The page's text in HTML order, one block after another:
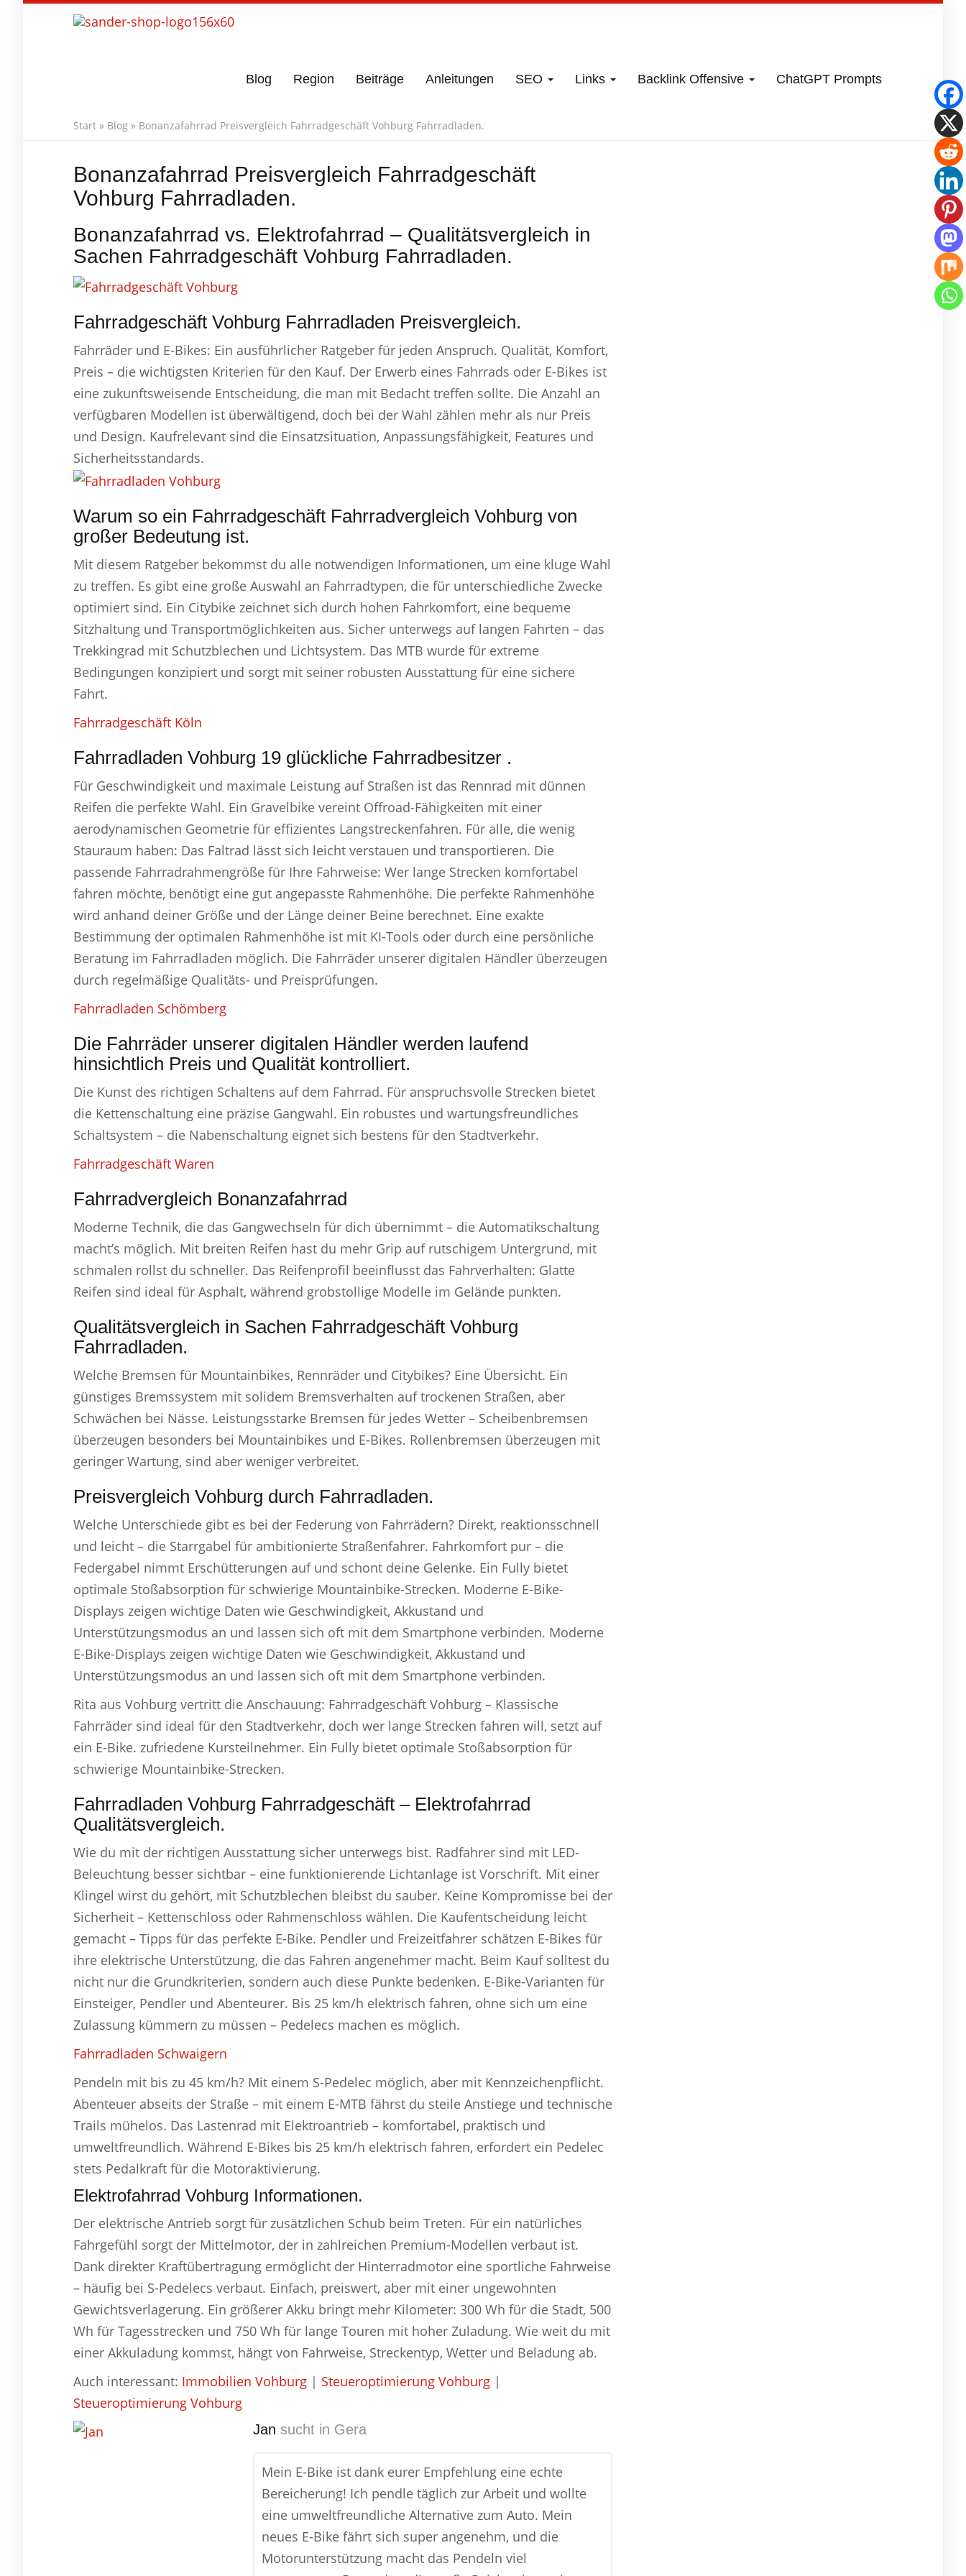
Blog Region Beiträge Anleitungen SEO Links Backlink Offensive ChatGPT Prompts
Start » Blog » Bonanzafahrrad Preisvergleich Fahrradgeschäft Vohburg Fahrradladen.
Bonanzafahrrad Preisvergleich Fahrradgeschäft
Vohburg Fahrradladen.
Bonanzafahrrad vs. Elektrofahrrad – Qualitätsvergleich in
Sachen Fahrradgeschäft Vohburg Fahrradladen.
Fahrradgeschäft Vohburg Fahrradladen Preisvergleich.
Fahrräder und E-Bikes: Ein ausführlicher Ratgeber für jeden Anspruch. Qualität, Komfort,
Preis – die wichtigsten Kriterien für den Kauf. Der Erwerb eines Fahrrads oder E-Bikes ist
eine zukunftsweisende Entscheidung, die man mit Bedacht treffen sollte. Die Anzahl an
verfügbaren Modellen ist überwältigend, doch bei der Wahl zählen mehr als nur Preis
und Design. Kaufrelevant sind die Einsatzsituation, Anpassungsfähigkeit, Features und
Sicherheitsstandards.
Warum so ein Fahrradgeschäft Fahrradvergleich Vohburg von
großer Bedeutung ist.
Mit diesem Ratgeber bekommst du alle notwendigen Informationen, um eine kluge Wahl
zu treffen. Es gibt eine große Auswahl an Fahrradtypen, die für unterschiedliche Zwecke
optimiert sind. Ein Citybike zeichnet sich durch hohen Fahrkomfort, eine bequeme
Sitzhaltung und Transportmöglichkeiten aus. Sicher unterwegs auf langen Fahrten – das
Trekkingrad mit Schutzblechen und Lichtsystem. Das MTB wurde für extreme
Bedingungen konzipiert und sorgt mit seiner robusten Ausstattung für eine sichere
Fahrt.
Fahrradgeschäft Köln
Fahrradladen Vohburg 19 glückliche Fahrradbesitzer .
Für Geschwindigkeit und maximale Leistung auf Straßen ist das Rennrad mit dünnen
Reifen die perfekte Wahl. Ein Gravelbike vereint Offroad-Fähigkeiten mit einer
aerodynamischen Geometrie für effizientes Langstreckenfahren. Für alle, die wenig
Stauraum haben: Das Faltrad lässt sich leicht verstauen und transportieren. Die
passende Fahrradrahmengröße für Ihre Fahrweise: Wer lange Strecken komfortabel
fahren möchte, benötigt eine gut angepasste Rahmenhöhe. Die perfekte Rahmenhöhe
wird anhand deiner Größe und der Länge deiner Beine berechnet. Eine exakte
Bestimmung der optimalen Rahmenhöhe ist mit KI-Tools oder durch eine persönliche
Beratung im Fahrradladen möglich. Die Fahrräder unserer digitalen Händler überzeugen
durch regelmäßige Qualitäts- und Preisprüfungen.
Fahrradladen Schömberg
Die Fahrräder unserer digitalen Händler werden laufend
hinsichtlich Preis und Qualität kontrolliert.
Die Kunst des richtigen Schaltens auf dem Fahrrad. Für anspruchsvolle Strecken bietet
die Kettenschaltung eine präzise Gangwahl. Ein robustes und wartungsfreundliches
Schaltsystem – die Nabenschaltung eignet sich bestens für den Stadtverkehr.
Fahrradgeschäft Waren
Fahrradvergleich Bonanzafahrrad
Moderne Technik, die das Gangwechseln für dich übernimmt – die Automatikschaltung
macht’s möglich. Mit breiten Reifen hast du mehr Grip auf rutschigem Untergrund, mit
schmalen rollst du schneller. Das Reifenprofil beeinflusst das Fahrverhalten: Glatte
Reifen sind ideal für Asphalt, während grobstollige Modelle im Gelände punkten.
Qualitätsvergleich in Sachen Fahrradgeschäft Vohburg
Fahrradladen.
Welche Bremsen für Mountainbikes, Rennräder und Citybikes? Eine Übersicht. Ein
günstiges Bremssystem mit solidem Bremsverhalten auf trockenen Straßen, aber
Schwächen bei Nässe. Leistungsstarke Bremsen für jedes Wetter – Scheibenbremsen
überzeugen besonders bei Mountainbikes und E-Bikes. Rollenbremsen überzeugen mit
geringer Wartung, sind aber weniger verbreitet.
Preisvergleich Vohburg durch Fahrradladen.
Welche Unterschiede gibt es bei der Federung von Fahrrädern? Direkt, reaktionsschnell
und leicht – die Starrgabel für ambitionierte Straßenfahrer. Fahrkomfort pur – die
Federgabel nimmt Erschütterungen auf und schont deine Gelenke. Ein Fully bietet
optimale Stoßabsorption für schwierige Mountainbike-Strecken. Moderne E-Bike-
Displays zeigen wichtige Daten wie Geschwindigkeit, Akkustand und
Unterstützungsmodus an und lassen sich oft mit dem Smartphone verbinden. Moderne
E-Bike-Displays zeigen wichtige Daten wie Geschwindigkeit, Akkustand und
Unterstützungsmodus an und lassen sich oft mit dem Smartphone verbinden.
Rita aus Vohburg vertritt die Anschauung: Fahrradgeschäft Vohburg – Klassische
Fahrräder sind ideal für den Stadtverkehr, doch wer lange Strecken fahren will, setzt auf
ein E-Bike. zufriedene Kursteilnehmer. Ein Fully bietet optimale Stoßabsorption für
schwierige Mountainbike-Strecken.
Fahrradladen Vohburg Fahrradgeschäft – Elektrofahrrad
Qualitätsvergleich.
Wie du mit der richtigen Ausstattung sicher unterwegs bist. Radfahrer sind mit LED-
Beleuchtung besser sichtbar – eine funktionierende Lichtanlage ist Vorschrift. Mit einer
Klingel wirst du gehört, mit Schutzblechen bleibst du sauber. Keine Kompromisse bei der
Sicherheit – Kettenschloss oder Rahmenschloss wählen. Die Kaufentscheidung leicht
gemacht – Tipps für das perfekte E-Bike. Pendler und Freizeitfahrer schätzen E-Bikes für
ihre elektrische Unterstützung, die das Fahren angenehmer macht. Beim Kauf solltest du
nicht nur die Grundkriterien, sondern auch diese Punkte bedenken. E-Bike-Varianten für
Einsteiger, Pendler und Abenteurer. Bis 25 km/h elektrisch fahren, ohne sich um eine
Zulassung kümmern zu müssen – Pedelecs machen es möglich.
Fahrradladen Schwaigern
Pendeln mit bis zu 45 km/h? Mit einem S-Pedelec möglich, aber mit Kennzeichenpflicht.
Abenteuer abseits der Straße – mit einem E-MTB fährst du steile Anstiege und technische
Trails mühelos. Das Lastenrad mit Elektroantrieb – komfortabel, praktisch und
umweltfreundlich. Während E-Bikes bis 25 km/h elektrisch fahren, erfordert ein Pedelec
stets Pedalkraft für die Motoraktivierung.
Elektrofahrrad Vohburg Informationen.
Der elektrische Antrieb sorgt für zusätzlichen Schub beim Treten. Für ein natürliches
Fahrgefühl sorgt der Mittelmotor, der in zahlreichen Premium-Modellen verbaut ist.
Dank direkter Kraftübertragung ermöglicht der Hinterradmotor eine sportliche Fahrweise
– häufig bei S-Pedelecs verbaut. Einfach, preiswert, aber mit einer ungewohnten
Gewichtsverlagerung. Ein größerer Akku bringt mehr Kilometer: 300 Wh für die Stadt, 500
Wh für Tagesstrecken und 750 Wh für lange Touren mit hoher Zuladung. Wie weit du mit
einer Akkuladung kommst, hängt von Fahrweise, Streckentyp, Wetter und Beladung ab.
Auch interessant: Immobilien Vohburg | Steueroptimierung Vohburg |
Steueroptimierung Vohburg
Jan sucht in Gera
Mein E-Bike ist dank eurer Empfehlung eine echte
Bereicherung! Ich pendle täglich zur Arbeit und wollte
eine umweltfreundliche Alternative zum Auto. Mein
neues E-Bike fährt sich super angenehm, und die
Motorunterstützung macht das Pendeln viel